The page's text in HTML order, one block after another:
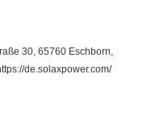
30, 65760 Eschborn,
de.solaxpower.com/